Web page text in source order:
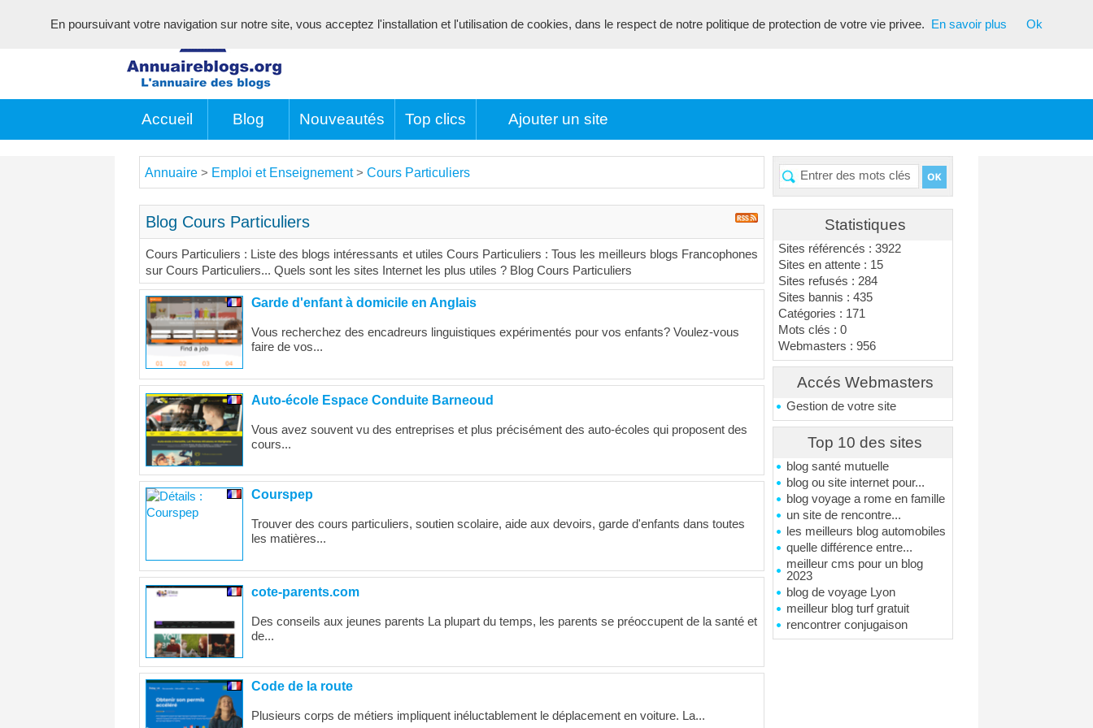
Accueil Blog Nouveautés Top clics Ajouter un site
Statistiques
Sites référencés : 3922
Sites en attente : 15
Sites refusés : 284
Sites bannis : 435
Catégories : 171
Mots clés : 0
Webmasters : 956
Accés Webmasters
Gestion de votre site
Top 10 des sites
blog santé mutuelle
blog ou site internet pour...
blog voyage a rome en famille
un site de rencontre...
les meilleurs blog automobiles
quelle différence entre...
meilleur cms pour un blog
2023
blog de voyage Lyon
meilleur blog turf gratuit
rencontrer conjugaison
Annuaire > Emploi et Enseignement> Cours Particuliers
Blog Cours Particuliers
Cours Particuliers : Liste des blogs intéressants et utiles Cours Particuliers : Tous les meilleurs blogs Francophones
sur Cours Particuliers... Quels sont les sites Internet les plus utiles ? Blog Cours Particuliers
Garde d'enfant à domicile en Anglais
Vous recherchez des encadreurs linguistiques expérimentés pour vos enfants? Voulez-vous
faire de vos...
Auto-école Espace Conduite Barneoud
Vous avez souvent vu des entreprises et plus précisément des auto-écoles qui proposent des
cours...
Courspep
Trouver des cours particuliers, soutien scolaire, aide aux devoirs, garde d'enfants dans toutes
les matières...
cote-parents.com
Des conseils aux jeunes parents La plupart du temps, les parents se préoccupent de la santé et
de...
Code de la route
Plusieurs corps de métiers impliquent inéluctablement le déplacement en voiture. La...
En poursuivant votre navigation sur notre site, vous acceptez l'installation et l'utilisation de cookies, dans le respect de notre politique de protection de votre vie privee. En savoir plus Ok